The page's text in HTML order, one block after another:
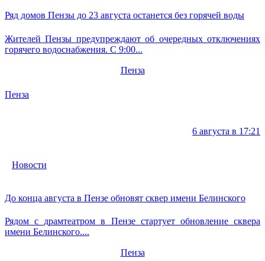
Ряд домов Пензы до 23 августа останется без горячей воды
Жителей Пензы предупреждают об очередных отключениях
горячего водоснабжения. С 9:00...
Пенза
Пенза
6 августа в 17:21
Новости
До конца августа в Пензе обновят сквер имени Белинского
Рядом с драмтеатром в Пензе стартует обновление сквера
имени Белинского....
Пенза